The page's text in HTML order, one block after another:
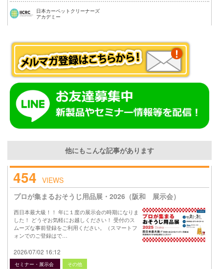
日本カーペットクリーナーズ
アカデミー
他にもこんな記事があります
454 VIEWS
プロが集まるおそうじ用品展・2026（阪和 展示会）
西日本最大級！！ 年に１度の展示会の時期になりま
した！ どうぞお気軽にお越しください！ 受付のス
ムーズな事前登録をご利用ください。（スマートフ
ォンでのご登録はで…
2026/07/02 16:12
セミナー・展示会 その他